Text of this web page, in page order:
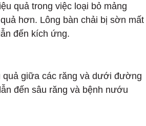
quả trong việc loại bỏ mảng
hơn. Lông bàn chải bị sờn mất
đến kích ứng.
quả giữa các răng và dưới đường
đến sâu răng và bệnh nướu